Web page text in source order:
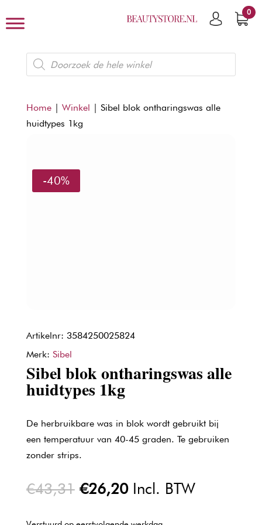
0
Producten
zoeken
Home| Winkel | Sibel blok ontharingswas alle
huidtypes 1kg
-40%
Artikelnr: 3584250025824
Merk: Sibel
Sibel blok ontharingswas alle
huidtypes 1kg
De herbruikbare was in blok wordt gebruikt bij
een temperatuur van 40-45 graden. Te gebruiken
zonder strips.
€43,31 Oorspronkelijke
was:
€26,20Huidige
is:
Incl. BTW